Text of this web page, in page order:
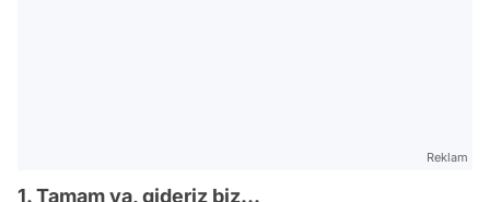
Reklam
1. Tamam ya, gideriz biz...